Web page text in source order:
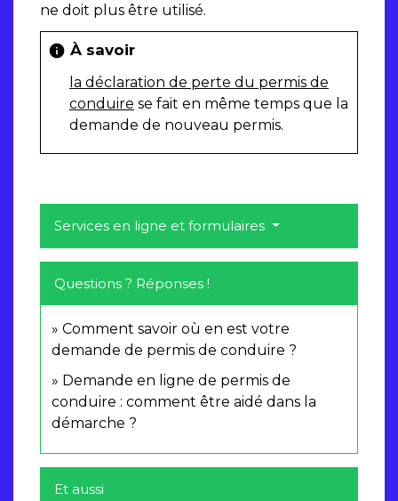
ne doit plus être utilisé.
info À savoir
la déclaration de perte du permis de
conduire se fait en même temps que la
demande de nouveau permis.
Services en ligne et formulaires
Questions ? Réponses !
Comment savoir où en est votre
demande de permis de conduire ?
Demande en ligne de permis de
conduire : comment être aidé dans la
démarche ?
Et aussi